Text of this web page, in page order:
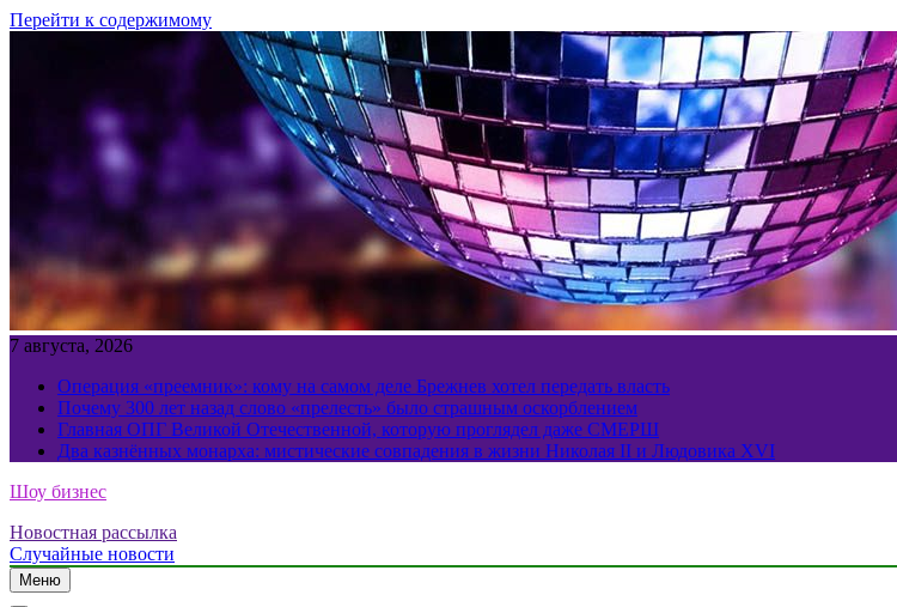
Перейти к содержимому
7 августа, 2026
Операция «преемник»: кому на самом деле Брежнев хотел передать власть
Почему 300 лет назад слово «прелесть» было страшным оскорблением
Главная ОПГ Великой Отечественной, которую проглядел даже СМЕРШ
Два казнённых монарха: мистические совпадения в жизни Николая II и Людовика XVI
Шоу бизнес
Новостная рассылка
Случайные новости
Меню